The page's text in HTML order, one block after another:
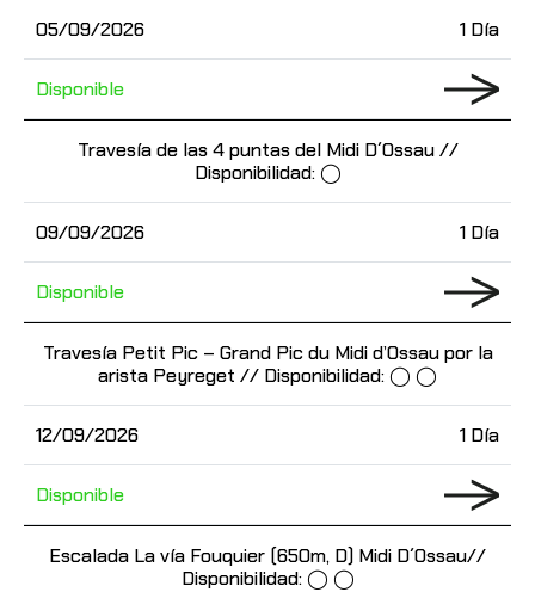
05/09/2026 1 Día
Disponible
09/09/2026
Travesía de las 4 puntas del Midi D´Ossau //
Disponibilidad: ◯
1 Día
Disponible
12/09/2026
Travesía Petit Pic – Grand Pic du Midi d’Ossau por la
arista Peyreget // Disponibilidad: ◯ ◯
1 Día
Disponible
Escalada La vía Fouquier (650m, D) Midi D´Ossau//
Disponibilidad: ◯ ◯